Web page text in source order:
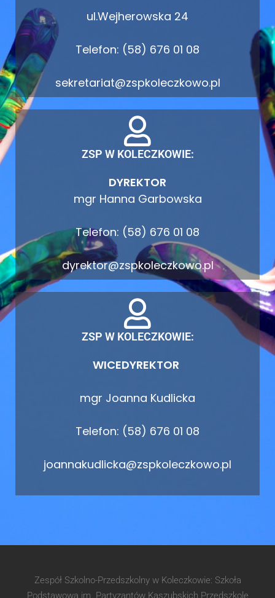
ul.Wejherowska 24
Telefon: (58) 676 01 08
sekretariat@zspkoleczkowo.pl
ZSP W KOLECZKOWIE:
DYREKTOR
mgr Hanna Garbowska
Telefon: (58) 676 01 08
dyrektor@zspkoleczkowo.pl
ZSP W KOLECZKOWIE:
WICEDYREKTOR
mgr Joanna Kudlicka
Telefon: (58) 676 01 08
joannakudlicka@zspkoleczkowo.pl
Zespół Szkolno-Przedszkolny w Koleczkowie: Szkoła
Podstawowa im. Partyzantów Kaszubskich Przedszkole